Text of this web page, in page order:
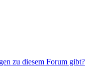
zu diesem Forum gibt?